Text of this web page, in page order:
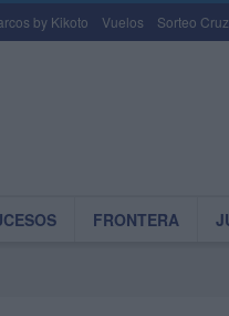
by Kikoto Vuelos Sorteo
FRONTERA